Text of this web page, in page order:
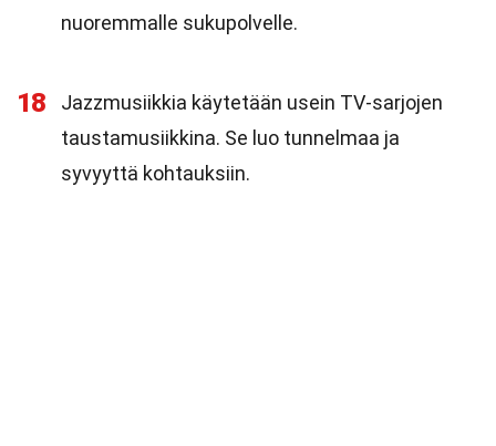
nuoremmalle sukupolvelle.
18
Jazzmusiikkia käytetään usein TV-sarjojen
taustamusiikkina. Se luo tunnelmaa ja
syvyyttä kohtauksiin.